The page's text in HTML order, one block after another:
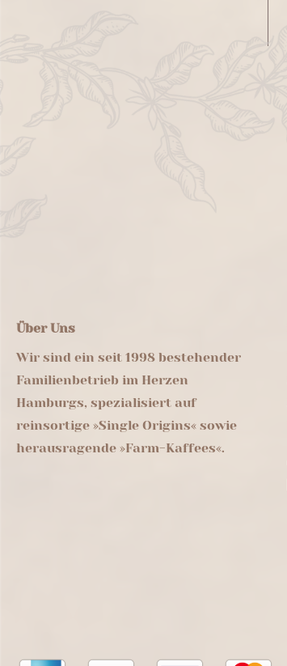
Über Uns
Wir sind ein seit 1998 bestehender
Familienbetrieb im Herzen
Hamburgs, spezialisiert auf
reinsortige »Single Origins« sowie
herausragende »Farm-Kaffees«.